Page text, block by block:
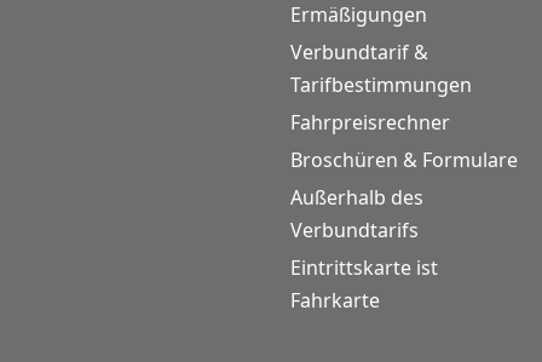
Ermäßigungen
Verbundtarif &
Tarifbestimmungen
Fahrpreisrechner
Broschüren & Formulare
Außerhalb des
Verbundtarifs
Eintrittskarte ist
Fahrkarte